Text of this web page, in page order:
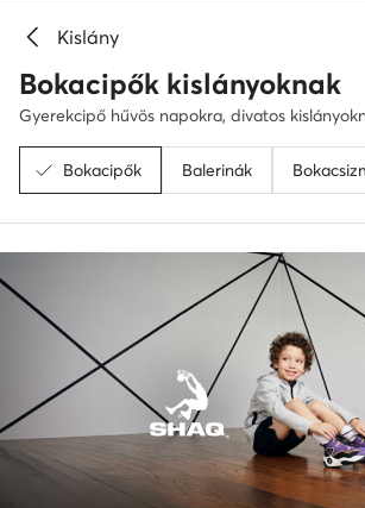
Kislány
Bokacipők kislányoknak
Gyerekcipő hűvös napokra, divatos
Bokacipők Balerinák